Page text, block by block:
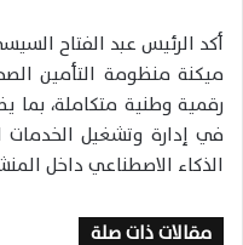
أكد الرئيس عبد الفتاح
ميكنة منظومة التأمين
رقمية وطنية متكاملة،
في إدارة وتشغيل
الذكاء الاصطناعي داخل
مقالات ذات صلة